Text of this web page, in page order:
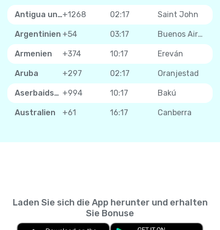
Antigua und Barbuda+1268 02:17 Saint John
Argentinien +54 03:17 Buenos Aires
Armenien +374 10:17 Ereván
Aruba +297 02:17 Oranjestad
Aserbaidschan +994 10:17 Bakú
Australien +61 16:17 Canberra
Laden Sie sich die App herunter und erhalten
Sie Bonuse